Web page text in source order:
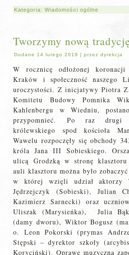
Kategoria:Wiadomości ogólne
Tworzymy nową
Dodane 14 lutego 2019 |przez dyrekcja
W rocznicę odłożonej
Kraków i społeczność naszego
uroczystości. Z inicjatywy Piotra
Komitetu Budowy Pomnika
Kahlenbergu w Wiedniu,
przypomnieć. Po raz drugi
królewskiego spod kościoła
Wawelu rozpoczęły się obchody
króla Jana III Sobieskiego.
ulicą Grodzką w stronę
auli klasztoru można było
w której wzięli udział aktorzy
Jędrzejczyk (Sobieski), Julian
Kazimierz Sarnecki) oraz
Uliszak (Marysieńka), Julia
(damy dworu), Wiktor Bogusz
o. Leon Pokorski (prymas
Stępski – dyrektor szkoły
Koryciński). Oprawę muzyczną